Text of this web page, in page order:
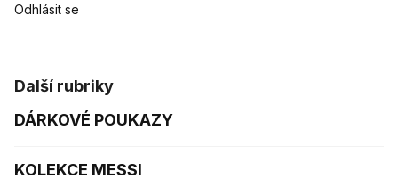
Odhlásit se
Další rubriky
DÁRKOVÉ POUKAZY
KOLEKCE MESSI